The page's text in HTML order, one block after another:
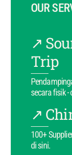
OUR
↗
Trip
secara fisik -
↗
100+
di sini.